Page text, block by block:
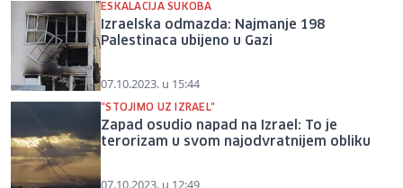
ESKALACIJA SUKOBA
Izraelska odmazda: Najmanje 198
Palestinaca ubijeno u Gazi
07.10.2023. u 15:44
"STOJIMO UZ IZRAEL"
Zapad osudio napad na Izrael: To je
terorizam u svom najodvratnijem obliku
07.10.2023. u 12:49